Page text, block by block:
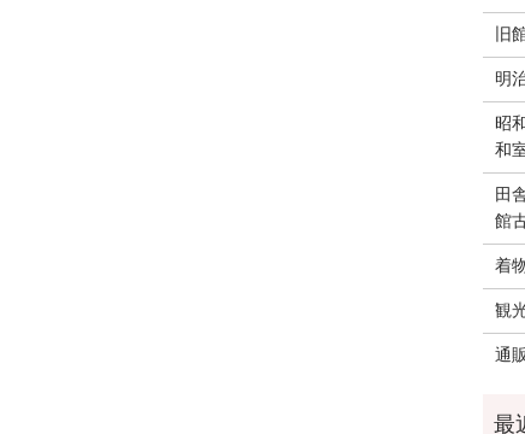
旧
明
昭
和
田
館
着
観
通販